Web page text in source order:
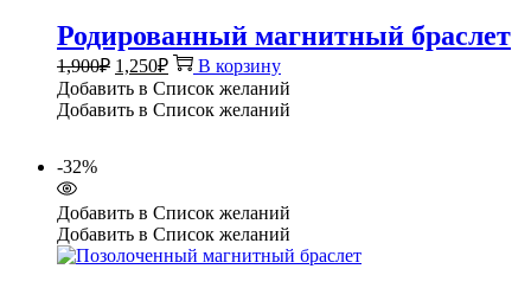
Родированный магнитный браслет
1,900₽ Первоначальная
цена
составляла
1,250₽Текущая
цена:
1,250₽.
В корзину
Добавить в Список желаний
Добавить в Список желаний
-32%
Добавить в Список желаний
Добавить в Список желаний